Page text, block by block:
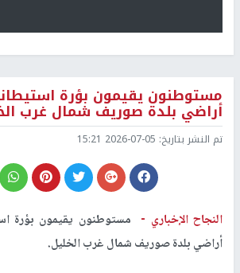
مستوطنون يقيمون بؤرة
أراضي بلدة صوريف شمال غرب
تم النشر بتاريخ: 2026-07-05 15:21
النجاح الإخباري - مستوطنون يقيمون بؤرة
أراضي بلدة صوريف شمال غرب الخليل.